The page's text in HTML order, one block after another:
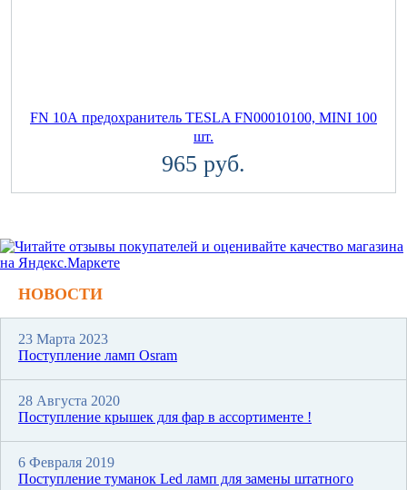
FN 10А предохранитель TESLA FN00010100, MINI 100
шт.
965 руб.
НОВОСТИ
23 Марта 2023
Поступление ламп Osram
28 Августа 2020
Поступление крышек для фар в ассортименте !
6 Февраля 2019
Поступление туманок Led ламп для замены штатного